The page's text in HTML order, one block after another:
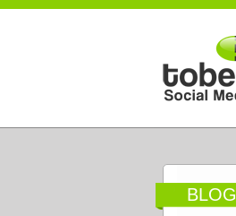
Direkt zum Inhalt
BLOG